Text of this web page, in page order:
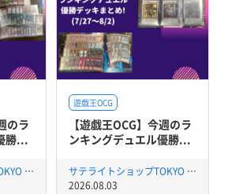
のラ
勝...
サテライトショップTOKYO 秋葉原店
遊戯王OCG
【遊戯王OCG】今週のラ
ンキングデュエル優勝...
サテライトショップTOKYO 秋葉原店
2026.08.03